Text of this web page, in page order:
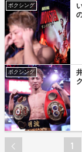
ボクシング
ボクシング
1